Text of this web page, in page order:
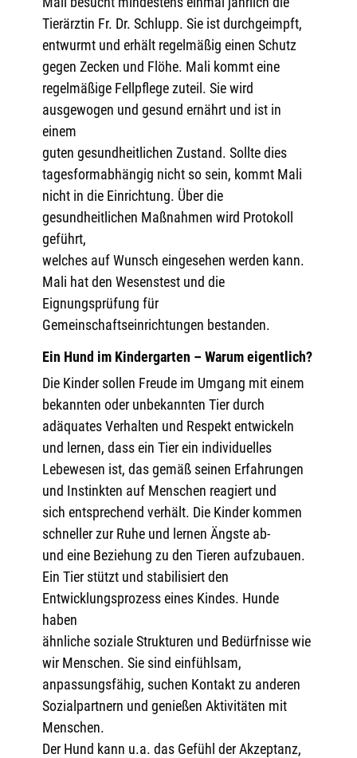
Tierärztin Fr. Dr. Schlupp. Sie ist durchgeimpft,
entwurmt und erhält regelmäßig einen Schutz
gegen Zecken und Flöhe. Mali kommt eine
regelmäßige Fellpflege zuteil. Sie wird
ausgewogen und gesund ernährt und ist in
einem
guten gesundheitlichen Zustand. Sollte dies
tagesformabhängig nicht so sein, kommt Mali
nicht in die Einrichtung. Über die
gesundheitlichen Maßnahmen wird Protokoll
geführt,
welches auf Wunsch eingesehen werden kann.
Mali hat den Wesenstest und die
Eignungsprüfung für
Gemeinschaftseinrichtungen bestanden.
Ein Hund im Kindergarten – Warum eigentlich?
Die Kinder sollen Freude im Umgang mit einem
bekannten oder unbekannten Tier durch
adäquates Verhalten und Respekt entwickeln
und lernen, dass ein Tier ein individuelles
Lebewesen ist, das gemäß seinen Erfahrungen
und Instinkten auf Menschen reagiert und
sich entsprechend verhält. Die Kinder kommen
schneller zur Ruhe und lernen Ängste ab-
und eine Beziehung zu den Tieren aufzubauen.
Ein Tier stützt und stabilisiert den
Entwicklungsprozess eines Kindes. Hunde
haben
ähnliche soziale Strukturen und Bedürfnisse wie
wir Menschen. Sie sind einfühlsam,
anpassungsfähig, suchen Kontakt zu anderen
Sozialpartnern und genießen Aktivitäten mit
Menschen.
Der Hund kann u.a. das Gefühl der Akzeptanz,